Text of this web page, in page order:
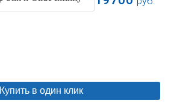
Купить в один клик